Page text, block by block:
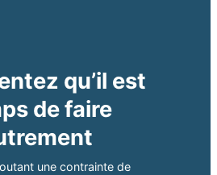
qu’il est
de faire
une contrainte de